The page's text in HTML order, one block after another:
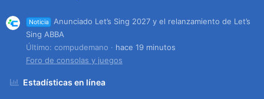
Noticia
Anunciado Let’s Sing 2027 y el relanzamiento de Let’s
Sing ABBA
Último: compudemano
hace 19 minutos
Foro de consolas y juegos
Estadísticas en línea